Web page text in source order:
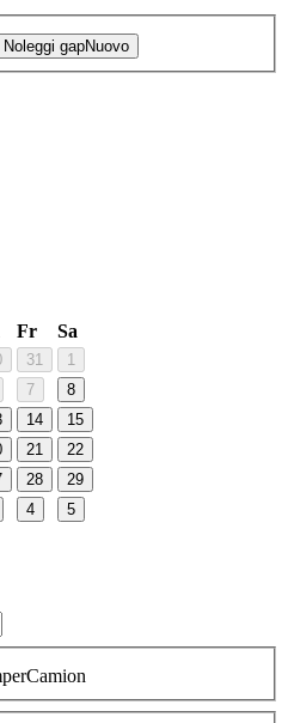
Noleggi gapNuovo
Fr Sa
31
1
7
8
14
15
21
22
28
29
4 5
Camion